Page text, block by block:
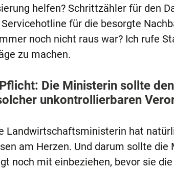
helfen? Schrittzähler für den
für die besorgte
noch nicht raus war? Ich rufe
zu machen.
Die Ministerin sollte
unkontrollierbaren
Landwirtschaftsministerin hat
am Herzen. Und darum sollte
noch mit einbeziehen, bevor sie